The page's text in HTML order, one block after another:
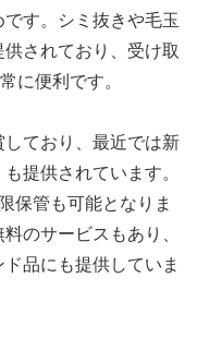
す。シミ抜きや毛玉
されており、受け取
に便利です。
ており、最近では新
提供されています。
保管も可能となりま
のサービスもあり、
品にも提供していま